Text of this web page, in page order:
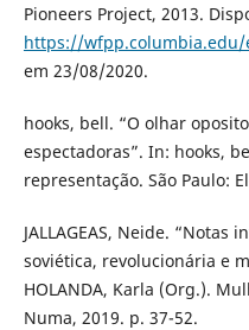
Pioneers Project, 2013.
https://
em 23/08/2020.
hooks, bell. “O olhar
espectadoras”. In: hooks,
representação. São Paulo:
JALLAGEAS, Neide.
soviética, revolucionária e
HOLANDA, Karla (Org.).
Numa, 2019. p. 37-52.